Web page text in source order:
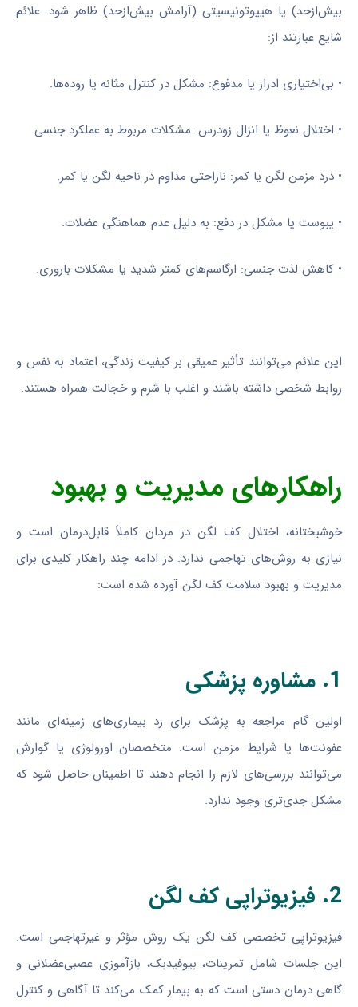
بیش‌ازحد) یا هیپوتونیسیتی (آرامش بیش‌ازحد) ظاهر شود. علائم
شایع عبارتند از:
• بی‌اختیاری ادرار یا مدفوع: مشکل در کنترل مثانه یا روده‌ها.
• اختلال نعوظ یا انزال زودرس: مشکلات مربوط به عملکرد جنسی.
• درد مزمن لگن یا کمر: ناراحتی مداوم در ناحیه لگن یا کمر.
• یبوست یا مشکل در دفع: به دلیل عدم هماهنگی عضلات.
• کاهش لذت جنسی: ارگاسم‌های کمتر شدید یا مشکلات باروری.
این علائم می‌توانند تأثیر عمیقی بر کیفیت زندگی، اعتماد به نفس و
روابط شخصی داشته باشند و اغلب با شرم و خجالت همراه هستند.
راهکارهای مدیریت و بهبود
خوشبختانه، اختلال کف لگن در مردان کاملاً قابل‌درمان است و
نیازی به روش‌های تهاجمی ندارد. در ادامه چند راهکار کلیدی برای
مدیریت و بهبود سلامت کف لگن آورده شده است:
1. مشاوره پزشکی
اولین گام مراجعه به پزشک برای رد بیماری‌های زمینه‌ای مانند
عفونت‌ها یا شرایط مزمن است. متخصصان اورولوژی یا گوارش
می‌توانند بررسی‌های لازم را انجام دهند تا اطمینان حاصل شود که
مشکل جدی‌تری وجود ندارد.
2. فیزیوتراپی کف لگن
فیزیوتراپی تخصصی کف لگن یک روش مؤثر و غیرتهاجمی است.
این جلسات شامل تمرینات، بیوفیدبک، بازآموزی عصبی‌عضلانی و
گاهی درمان دستی است که به بیمار کمک می‌کند تا آگاهی و کنترل